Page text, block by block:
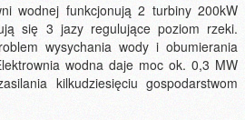
wodnej funkcjonują 2 turbiny 200kW
się 3 jazy regulujące poziom rzeki.
wysychania wody i obumierania
wodna daje moc ok. 0,3 MW
kilkudziesięciu gospodarstwom